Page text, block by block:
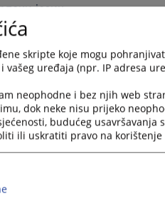
језик
jezik
skripte koje mogu
vašeg uređaja (npr. IP adresa
neophodne i bez njih web
dok neke nisu prijeko
budućeg usavršavanja
ili uskratiti pravo na